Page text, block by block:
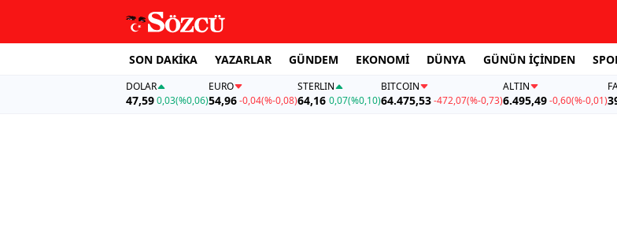
SON DAKİKA YAZARLAR GÜNDEM EKONOMİ DÜNYA GÜNÜN İÇİNDEN
DOLAR
47,590,03(%0,06)
EURO
54,96 -0,04(%-0,08)
STERLIN
64,16 0,07(%0,10)
BITCOIN
64.475,53-472,07(%-0,73)
ALTIN
6.495,49-0,60(%-0,01)